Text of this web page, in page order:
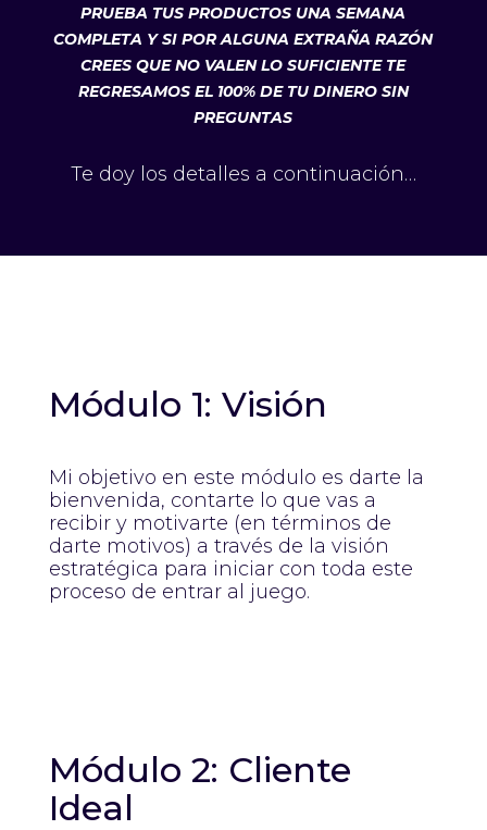
PRUEBA TUS PRODUCTOS UNA SEMANA
COMPLETA Y SI POR ALGUNA EXTRAÑA RAZÓN
CREES QUE NO VALEN LO SUFICIENTE TE
REGRESAMOS EL 100% DE TU DINERO SIN
PREGUNTAS
Te doy los detalles a continuación…
Módulo 1: Visión
Mi objetivo en este módulo es darte la
bienvenida, contarte lo que vas a
recibir y motivarte (en términos de
darte motivos) a través de la visión
estratégica para iniciar con toda este
proceso de entrar al juego.
Módulo 2: Cliente
Ideal